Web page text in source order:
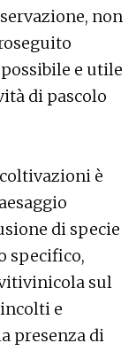
non
e utile
di pascolo
è
di specie
specifico,
sul
e
presenza di